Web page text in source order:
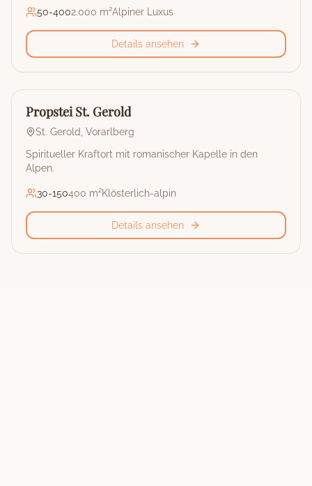
50-4002.000 m²Alpiner Luxus
Details ansehen
🏰
Hotel
Propstei St. Gerold
St. Gerold Vorarlberg
Spiritueller Kraftort mit romanischer Kapelle in den
Alpen.
30-150400 m²Klösterlich-alpin
Details ansehen